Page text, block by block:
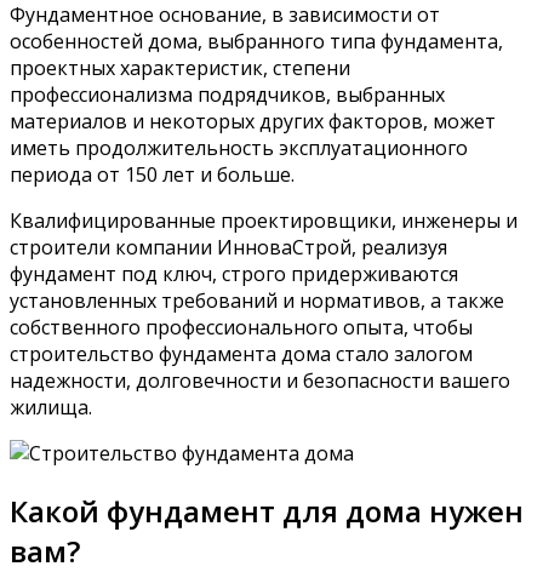
Фундаментное основание, в зависимости от
особенностей дома, выбранного типа фундамента,
проектных характеристик, степени
профессионализма подрядчиков, выбранных
материалов и некоторых других факторов, может
иметь продолжительность эксплуатационного
периода от 150 лет и больше.
Квалифицированные проектировщики, инженеры и
строители компании ИнноваСтрой, реализуя
фундамент под ключ, строго придерживаются
установленных требований и нормативов, а также
собственного профессионального опыта, чтобы
строительство фундамента дома стало залогом
надежности, долговечности и безопасности вашего
жилища.
Какой фундамент для дома нужен
вам?